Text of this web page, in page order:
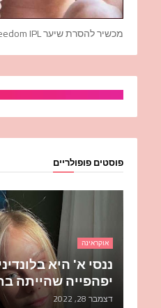
מכשיר להסרת שיער Silkn Flash & Go Freedom IPL
פוסטים פופולריים
אוקראינה
ננסי א' היא
יפהפייה שהייתה
דצמבר 28, 2022